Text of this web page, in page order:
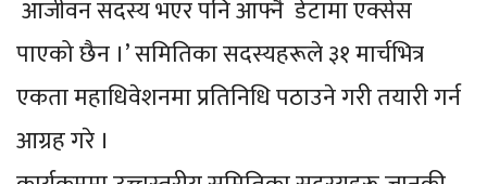
आजीवन सदस्य भएर पनि आफ्नै डेटामा एक्सेस
पाएको छैन ।’ समितिका सदस्यहरूले ३१ मार्चभित्र
एकता महाधिवेशनमा प्रतिनिधि पठाउने गरी तयारी गर्न
आग्रह गरे ।